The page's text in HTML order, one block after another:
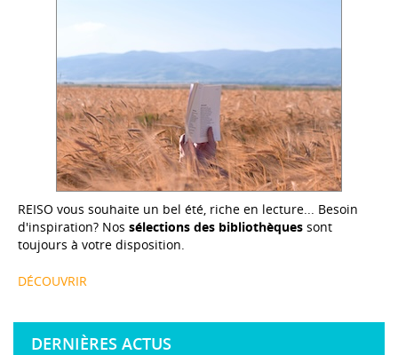
REISO vous souhaite un bel été, riche en lecture... Besoin
d'inspiration? Nos sélections des bibliothèques sont
toujours à votre disposition.
DÉCOUVRIR
DERNIÈRES ACTUS